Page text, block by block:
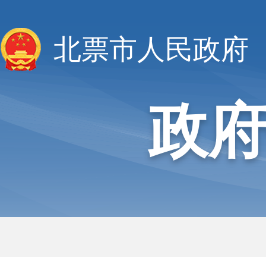
北票市人民政府
政